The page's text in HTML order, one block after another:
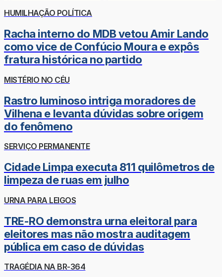
HUMILHAÇÃO POLÍTICA
Racha interno do MDB vetou Amir Lando
como vice de Confúcio Moura e expôs
fratura histórica no partido
MISTÉRIO NO CÉU
Rastro luminoso intriga moradores de
Vilhena e levanta dúvidas sobre origem
do fenômeno
SERVIÇO PERMANENTE
Cidade Limpa executa 811 quilômetros de
limpeza de ruas em julho
URNA PARA LEIGOS
TRE-RO demonstra urna eleitoral para
eleitores mas não mostra auditagem
pública em caso de dúvidas
TRAGÉDIA NA BR-364